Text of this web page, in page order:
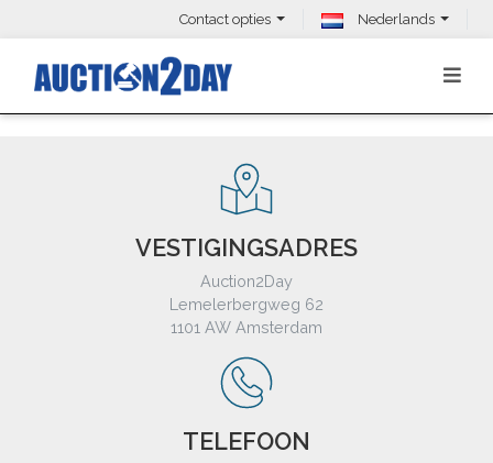
Contact opties Nederlands
VESTIGINGSADRES
Auction2Day
Lemelerbergweg 62
1101 AW Amsterdam
TELEFOON